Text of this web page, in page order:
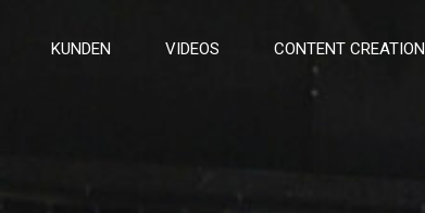
KUNDEN VIDEOS CONTENT CREATION